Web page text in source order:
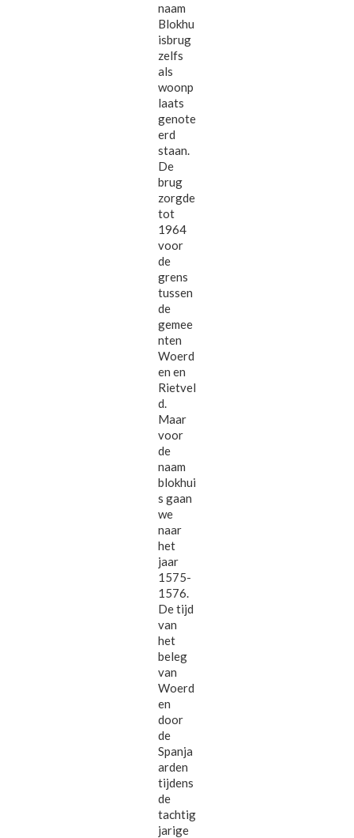
naam
Blokhu
isbrug
zelfs
als
woonp
laats
genote
erd
staan.
De
brug
zorgde
tot
1964
voor
de
grens
tussen
de
gemee
nten
Woerd
en en
Rietvel
d.
Maar
voor
de
naam
blokhui
s gaan
we
naar
het
jaar
1575-
1576.
De tijd
van
het
beleg
van
Woerd
en
door
de
Spanja
arden
tijdens
de
tachtig
jarige